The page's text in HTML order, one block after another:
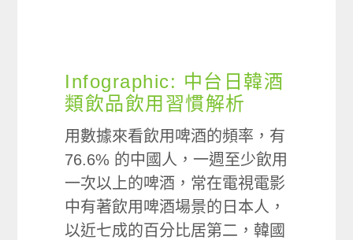
Infographic: 中台日韓酒
類飲品飲用習慣解析
用數據來看飲用啤酒的頻率，有
76.6% 的中國人，一週至少飲用
一次以上的啤酒，常在電視電影
中有著飲用啤酒場景的日本人，
以近七成的百分比居第二，韓國